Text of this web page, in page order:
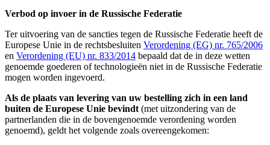
Verbod op invoer in de Russische Federatie
Ter uitvoering van de sancties tegen de Russische Federatie heeft de
Europese Unie in de rechtsbesluiten Verordening (EG) nr. 765/2006
en Verordening (EU) nr. 833/2014 bepaald dat de in deze wetten
genoemde goederen of technologieën niet in de Russische Federatie
mogen worden ingevoerd.
Als de plaats van levering van uw bestelling zich in een land
buiten de Europese Unie bevindt (met uitzondering van de
partnerlanden die in de bovengenoemde verordening worden
genoemd), geldt het volgende zoals overeengekomen: